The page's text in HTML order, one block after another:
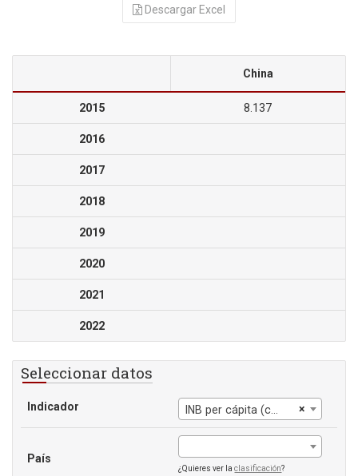
Descargar Excel
China
2015 8.137
2016
2017
2018
2019
2020
2021
2022
Seleccionar datos
Indicador ×
INB per cápita (constante 2015 US$)
País
¿Quieres ver laclasificación?